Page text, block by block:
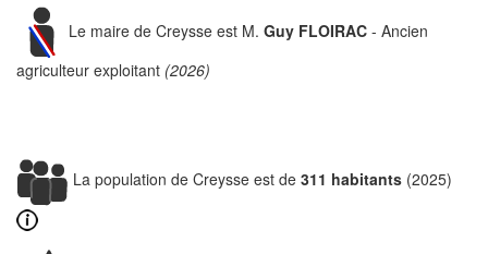
Le maire de Creysse est M. Guy FLOIRAC - Ancien
agriculteur exploitant (2026)
La population de Creysse est de 311 habitants (2025)